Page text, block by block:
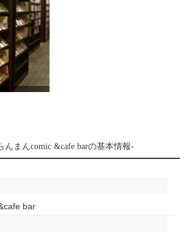
んまんcomic &cafe barの基本情報-
bar